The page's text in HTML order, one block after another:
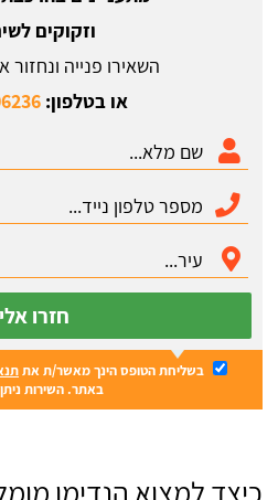
וזקוקים
השאירו פנייה
או בטלפון:
חזרו
בשליחת הטופס הינך מאשר/ת את
באתר. השירות